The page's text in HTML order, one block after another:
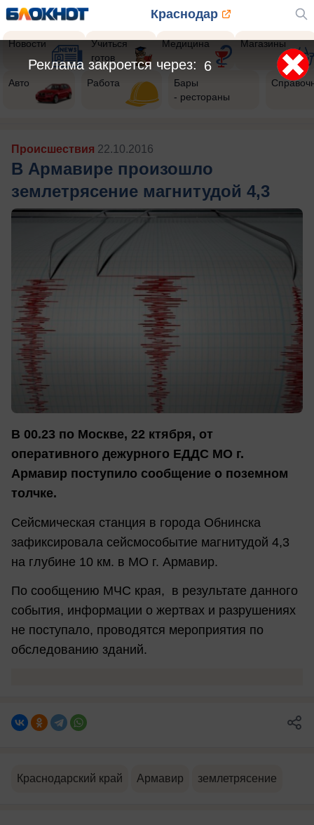
Краснодар
Новости
Учиться
готов
Медицина Магазины
Авто Работа
Бары
- рестораны
Происшествия 22.10.2016
В Армавире произошло
землетрясение магнитудой 4,3
В 00.23 по Москве, 22 ктября, от
оперативного дежурного ЕДДС МО г.
Армавир поступило сообщение о поземном
толчке.
Сейсмическая станция в города Обнинска
зафиксировала сейсмособытие магнитудой 4,3
на глубине 10 км. в МО г. Армавир.
По сообщению МЧС края, в результате данного
события, информации о жертвах и разрушениях
не поступало, проводятся мероприятия по
обследованию зданий.
Краснодарский край Армавир землетрясение
3
Реклама закроется через: